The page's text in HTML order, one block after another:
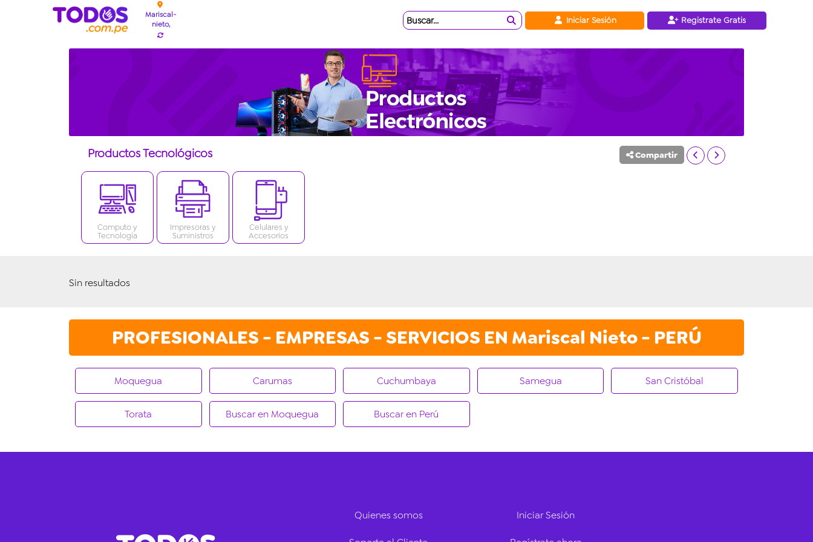
Mariscal-
nieto,
Buscar... Iniciar Sesión Registrate Gratis
Productos Tecnológicos Compartir
Computo y
Tecnología
Impresoras y
Suministros
Celulares y
Accesorios
Sin resultados
PROFESIONALES - EMPRESAS - SERVICIOS EN Mariscal Nieto - PERÚ
Moquegua Carumas Cuchumbaya Samegua San Cristóbal
Torata Buscar en Moquegua Buscar en Perú
Quienes somos Iniciar Sesión